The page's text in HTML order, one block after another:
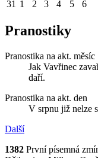
31 1 2 3 4 5 6
Pranostiky
Pranostika na akt. měsíc
Jak Vavřinec
daří.
Pranostika na akt. den
V srpnu již nelze
Další
1382 První písemná